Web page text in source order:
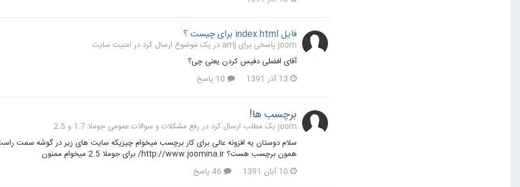
فایل index.html برای چیست ؟
joom پاسخی برای amj در یک موضوع ارسال کرد در
امنیت سایت
آقای افضلی دفیس کردن یعنی چی؟
13 آذر 1391
برچسب ها!
joom یک مطلب ارسال کرد در
رفع مشکلات و سوالات عمومی جوملا 1.7 و 2.5
همون برچسب هست؟ http://www.joomina.ir/ برای جوملا 2.5 میخوام ممنون
10 آبان 1391